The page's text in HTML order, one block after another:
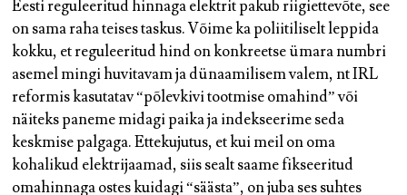
Eesti reguleeritud hinnaga elektrit pakub riigiettevõte, see
on sama raha teises taskus. Võime ka poliitiliselt leppida
kokku, et reguleeritud hind on konkreetse ümara numbri
asemel mingi huvitavam ja dünaamilisem valem, nt IRL
reformis kasutatav “põlevkivi tootmise omahind” või
näiteks paneme midagi paika ja indekseerime seda
keskmise palgaga. Ettekujutus, et kui meil on oma
kohalikud elektrijaamad, siis sealt saame fikseeritud
omahinnaga ostes kuidagi “säästa”, on juba ses suhtes